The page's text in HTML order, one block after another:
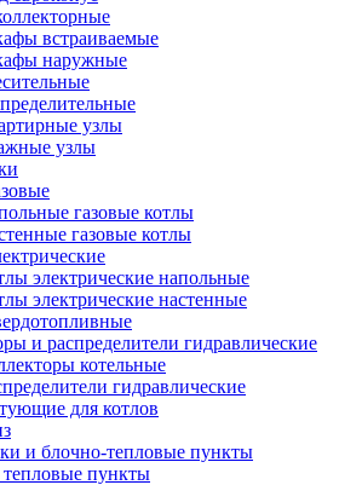
встраиваемые
наружные
узлы
узлы
газовые котлы
газовые котлы
электрические напольные
электрические настенные
и распределители гидравлические
котельные
гидравлические
для котлов
и блочно-тепловые пункты
пункты